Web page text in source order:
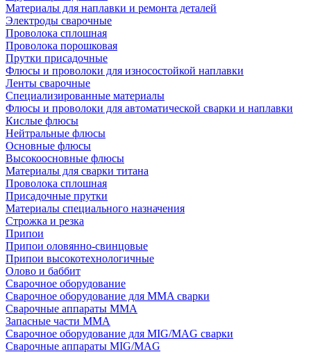
Материалы для наплавки и ремонта деталей
Электроды сварочные
Проволока сплошная
Проволока порошковая
Прутки присадочные
Флюсы и проволоки для износостойкой наплавки
Ленты сварочные
Специализированные материалы
Флюсы и проволоки для автоматической сварки и наплавки
Кислые флюсы
Нейтральные флюсы
Основные флюсы
Высокоосновные флюсы
Материалы для сварки титана
Проволока сплошная
Присадочные прутки
Материалы специального назначения
Строжка и резка
Припои
Припои оловянно-свинцовые
Припои высокотехнологичные
Олово и баббит
Сварочное оборудование
Сварочное оборудование для MMA сварки
Сварочные аппараты MMA
Запасные части MMA
Сварочное оборудование для MIG/MAG сварки
Сварочные аппараты MIG/MAG